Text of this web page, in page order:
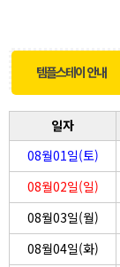
템플스테이 안내
일자
08월01일(토)
08월02일(일)
08월03일(월)
08월04일(화)